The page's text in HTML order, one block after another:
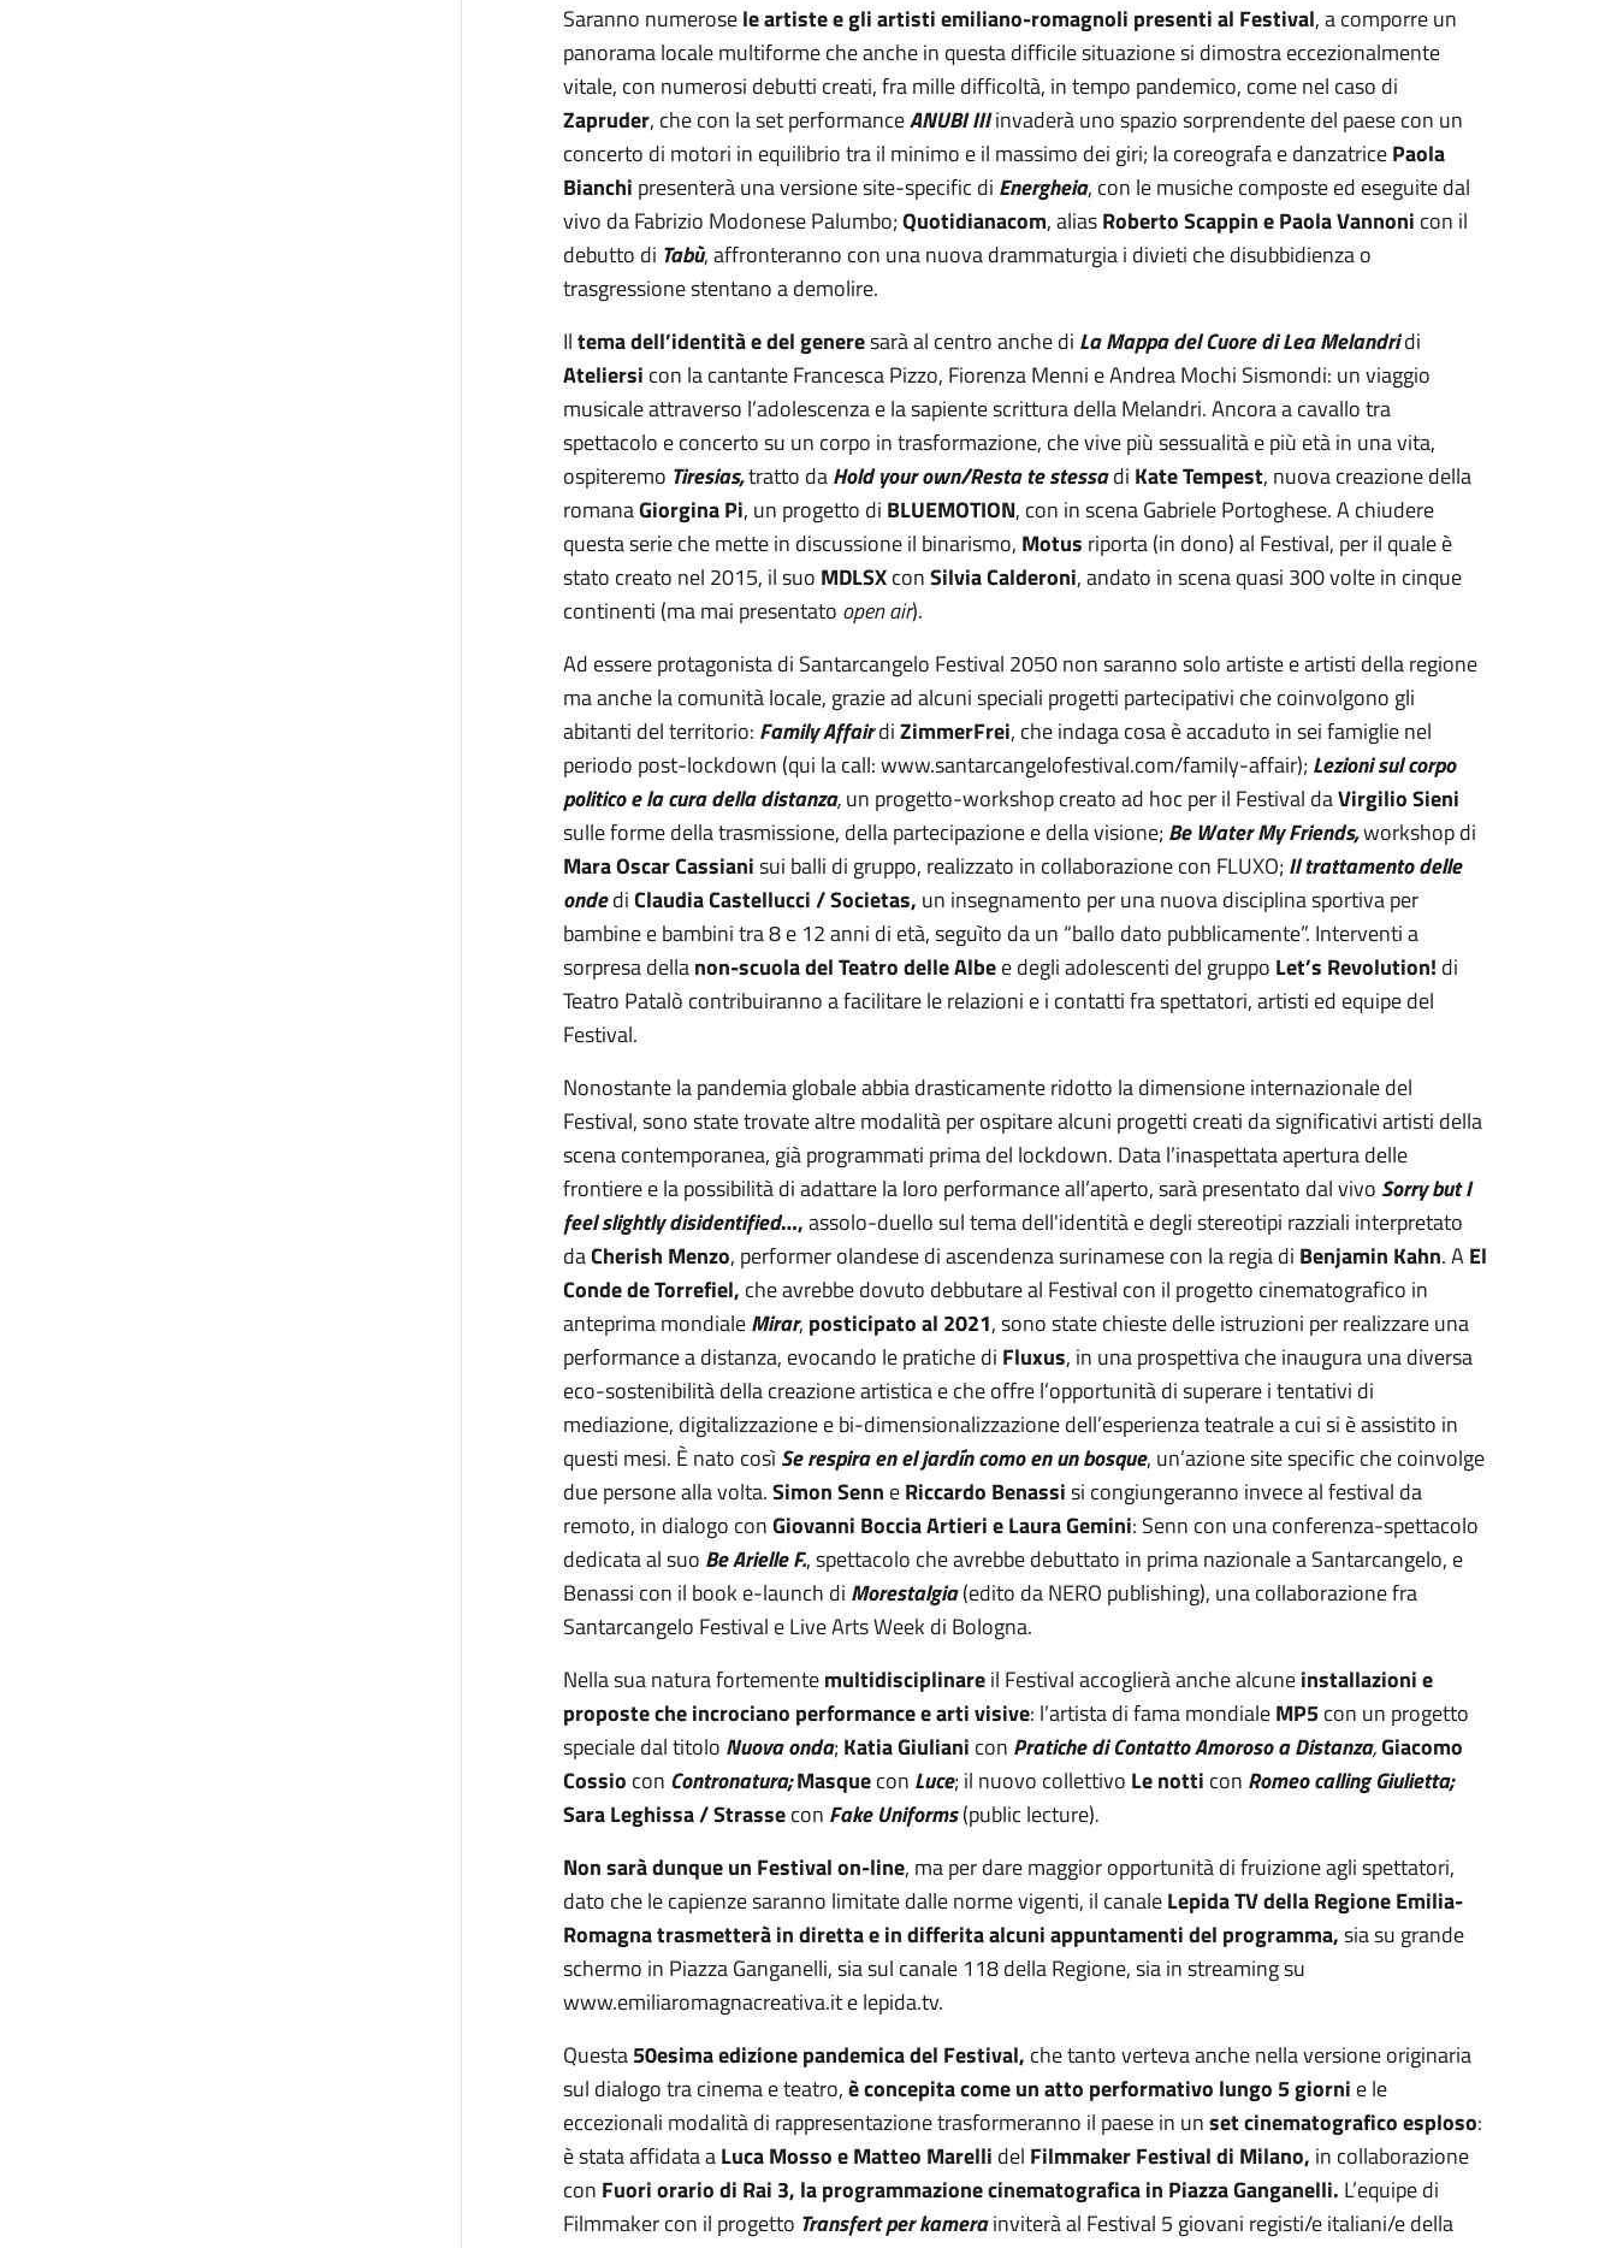
Saranno numerosele artiste e gli artisti emiliano-romagnoli presenti al Festival, a comporre un
panorama locale multiforme che anche in questa difficile situazione si dimostra eccezionalmente
vitale, con numerosi debutti creati, fra mille difficoltà, in tempo pandemico, come nel caso di
Zapruder, che con la set performanceANUBI IIIinvaderà uno spazio sorprendente del paese con un
concerto di motori in equilibrio tra il minimo e il massimo dei giri; la coreografa e danzatricePaola
Bianchi presenterà una versione site-specific di Energheia, con le musiche composte ed eseguite dal
vivo da Fabrizio Modonese Palumbo;Quotidianacom, aliasRoberto Scappin e Paola Vannoni con il
debutto di Tabù, affronteranno con una nuova drammaturgia i divieti che disubbidienza o
trasgressione stentano a demolire.
Iltema dell’identità e del generesarà al centro anche di La Mappa del Cuore di Lea Melandridi
Ateliersi con la cantante Francesca Pizzo, Fiorenza Menni e Andrea Mochi Sismondi: un viaggio
musicale attraverso l’adolescenza e la sapiente scrittura della Melandri. Ancora a cavallo tra
spettacolo e concerto su un corpo in trasformazione, che vive più sessualità e più età in una vita,
ospiteremo Tiresias,tratto daHold your own/Resta te stessadi Kate Tempest, nuova creazione della
romanaGiorgina Pi, un progetto di BLUEMOTION, con in scena Gabriele Portoghese. A chiudere
questa serie che mette in discussione il binarismo, Motus riporta (in dono) al Festival, per il quale è
stato creato nel 2015, il suo MDLSXconSilvia Calderoni, andato in scena quasi 300 volte in cinque
continenti (ma mai presentato open air).
Ad essere protagonista di Santarcangelo Festival 2050 non saranno solo artiste e artisti della regione
ma anche la comunità locale, grazie ad alcuni speciali progetti partecipativi che coinvolgono gli
abitanti del territorio: Family AffairdiZimmerFrei, che indaga cosa è accaduto in sei famiglie nel
periodo post-lockdown (qui la call: www.santarcangelofestival.com/family-affair); Lezioni sul corpo
politico e la cura della distanza,un progetto-workshop creato ad hoc per il Festival daVirgilio Sieni
sulle forme della trasmissione, della partecipazione e della visione; Be Water My Friends,workshop di
Mara Oscar Cassianisui balli di gruppo, realizzato in collaborazione con FLUXO; Il trattamento delle
ondediClaudia Castellucci / Societas, un insegnamento per una nuova disciplina sportiva per
bambine e bambini tra 8 e 12 anni di età, seguìto da un “ballo dato pubblicamente”. Interventi a
sorpresa dellanon-scuola del Teatro delle Albee degli adolescenti del gruppo Let’s Revolution! di
Teatro Patalò contribuiranno a facilitare le relazioni e i contatti fra spettatori, artisti ed equipe del
Festival.
Nonostante la pandemia globale abbia drasticamente ridotto la dimensione internazionale del
Festival, sono state trovate altre modalità per ospitare alcuni progetti creati da significativi artisti della
scena contemporanea, già programmati prima del lockdown. Data l’inaspettata apertura delle
frontiere e la possibilità di adattare la loro performance all’aperto, sarà presentato dal vivo Sorry but I
feel slightly disidentified…,assolo-duello sul tema dell'identità e degli stereotipi razziali interpretato
daCherish Menzo, performer olandese di ascendenza surinamese con la regia di Benjamin Kahn. AEl
Conde de Torrefiel, che avrebbe dovuto debbutare al Festival con il progetto cinematografico in
anteprima mondialeMirar, posticipato al 2021, sono state chieste delle istruzioni per realizzare una
performance a distanza, evocando le pratiche di Fluxus, in una prospettiva che inaugura una diversa
eco-sostenibilità della creazione artistica e che offre l’opportunità di superare i tentativi di
mediazione, digitalizzazione e bi-dimensionalizzazione dell’esperienza teatrale a cui si è assistito in
questi mesi. È nato cosìSe respira en el jardín como en un bosque, un’azione site specific che coinvolge
due persone alla volta.Simon Senn eRiccardo Benassisi congiungeranno invece al festival da
remoto, in dialogo conGiovanni Boccia Artieri e Laura Gemini: Senn con una conferenza-spettacolo
dedicata al suo Be Arielle F., spettacolo che avrebbe debuttato in prima nazionale a Santarcangelo, e
Benassi con il book e-launch di Morestalgia(edito da NERO publishing), una collaborazione fra
Santarcangelo Festival e Live Arts Week di Bologna.
Nella sua natura fortementemultidisciplinareil Festival accoglierà anche alcuneinstallazioni e
proposte che incrociano performance e arti visive: l’artista di fama mondialeMP5con un progetto
speciale dal titolo Nuova onda; Katia Giuliani con Pratiche di Contatto Amoroso a Distanza,Giacomo
Cossio con Contronatura;Masquecon Luce; il nuovo collettivo Le notti con Romeo calling Giulietta;
Sara Leghissa / Strassecon Fake Uniforms(public lecture).
Non sarà dunque un Festival on-line, ma per dare maggior opportunità di fruizione agli spettatori,
dato che le capienze saranno limitate dalle norme vigenti, il canaleLepida TV della Regione Emilia-
Romagna trasmetterà in diretta e in differita alcuni appuntamenti del programma,sia su grande
schermo in Piazza Ganganelli, sia sul canale 118 della Regione, sia in streaming su
www.emiliaromagnacreativa.it e lepida.tv.
Questa50esima edizione pandemica del Festival, che tanto verteva anche nella versione originaria
sul dialogo tra cinema e teatro,è concepita come un atto performativo lungo 5 giorni e le
eccezionali modalità di rappresentazione trasformeranno il paese in unset cinematografico esploso:
è stata affidata aLuca Mosso e Matteo Marelli del Filmmaker Festival di Milano, in collaborazione
con Fuori orario di Rai 3, la programmazione cinematografica in Piazza Ganganelli. L’equipe di
Filmmaker con il progetto Transfert per kamerainviterà al Festival 5 giovani registi/e italiani/e della